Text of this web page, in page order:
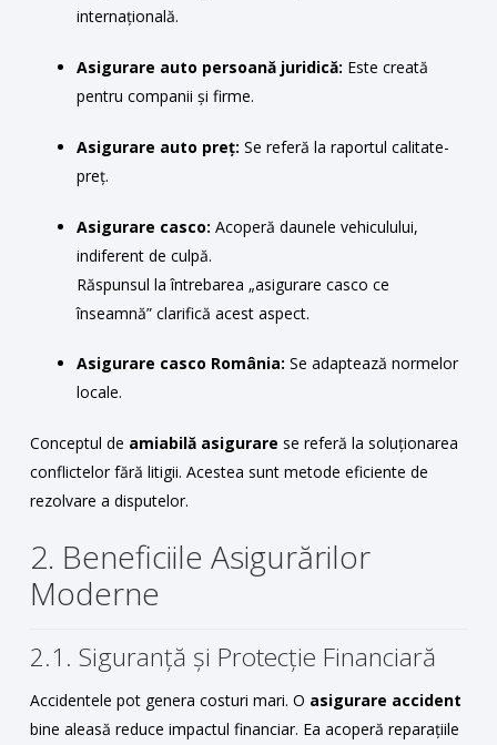
internațională.
Asigurare auto persoană juridică: Este creată
pentru companii și firme.
Asigurare auto preț: Se referă la raportul calitate-
preț.
Asigurare casco: Acoperă daunele vehiculului,
indiferent de culpă.
Răspunsul la întrebarea „asigurare casco ce
înseamnă” clarifică acest aspect.
Asigurare casco România: Se adaptează normelor
locale.
Conceptul de amiabilă asigurare se referă la soluționarea
conflictelor fără litigii. Acestea sunt metode eficiente de
rezolvare a disputelor.
2. Beneficiile Asigurărilor
Moderne
2.1. Siguranță și Protecție Financiară
Accidentele pot genera costuri mari. O asigurare accident
bine aleasă reduce impactul financiar. Ea acoperă reparațiile